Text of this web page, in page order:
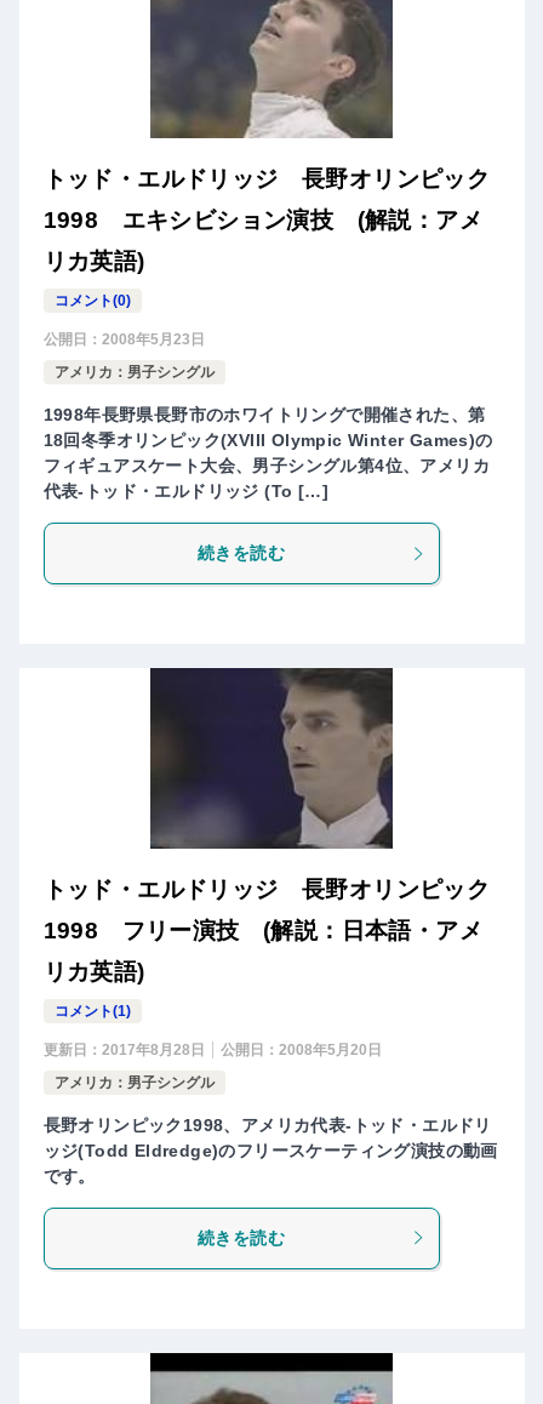
トッド・エルドリッジ 長野オリンピック
1998 エキシビション演技 (解説：アメ
リカ英語)
コメント(0)
公開日： 2008年5月23日
アメリカ：男子シングル
1998年長野県長野市のホワイトリングで開催された、第
18回冬季オリンピック(XVIII Olympic Winter Games)の
フィギュアスケート大会、男子シングル第4位、アメリカ
代表-トッド・エルドリッジ (To […]
続きを読む
トッド・エルドリッジ 長野オリンピック
1998 フリー演技 (解説：日本語・アメ
リカ英語)
コメント(1)
更新日： 2017年8月28日 公開日： 2008年5月20日
アメリカ：男子シングル
長野オリンピック1998、アメリカ代表-トッド・エルドリ
ッジ(Todd Eldredge)のフリースケーティング演技の動画
です。
続きを読む